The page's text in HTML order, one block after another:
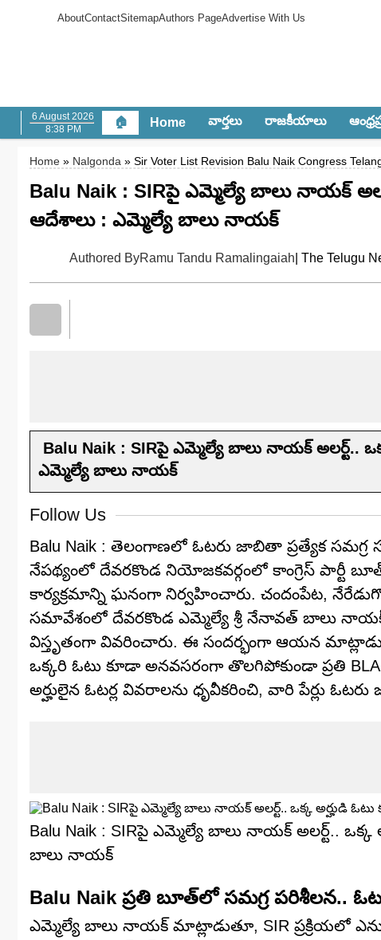
AboutContactSitemapAuthors PageAdvertise With Us
6 August 2026
8:38 PM
🏠 Home వార్త‌లు రాజ‌కీయాలు
Home » Nalgonda » Sir Voter List Revision Balu Naik Congress
Balu Naik : SIRపై ఎమ్మెల్యే బాలు నాయక్
ఆదేశాలు : ఎమ్మెల్యే బాలు నాయక్
Authored ByRamu Tandu Ramalingaiah | The Telugu
Balu Naik : SIRపై ఎమ్మెల్యే బాలు నాయక్ అలర్ట్..
ఎమ్మెల్యే బాలు నాయక్
Follow Us
Balu Naik : తెలంగాణలో ఓటరు జాబితా ప్రత్యేక సమగ్ర
నేపథ్యంలో దేవరకొండ నియోజకవర్గంలో కాంగ్రెస్ పార్టీ
కార్యక్రమాన్ని ఘనంగా నిర్వహించారు. చందంపేట,
సమావేశంలో దేవరకొండ ఎమ్మెల్యే శ్రీ నేనావత్ బాలు
విస్తృతంగా వివరించారు. ఈ సందర్భంగా ఆయన
ఒక్కరి ఓటు కూడా అనవసరంగా తొలగిపోకుండా ప్రతి
అర్హులైన ఓటర్ల వివరాలను ధృవీకరించి, వారి పేర్లు
Balu Naik : SIRపై ఎమ్మెల్యే బాలు నాయక్ అలర్ట్..
బాలు నాయక్
Balu Naik ప్రతి బూత్‌లో సమగ్ర పరిశీలన..
ఎమ్మెల్యే బాలు నాయక్ మాట్లాడుతూ, SIR ప్రక్రియలో